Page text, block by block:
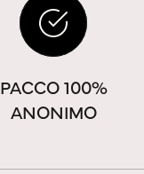
PACCO 100%
ANONIMO